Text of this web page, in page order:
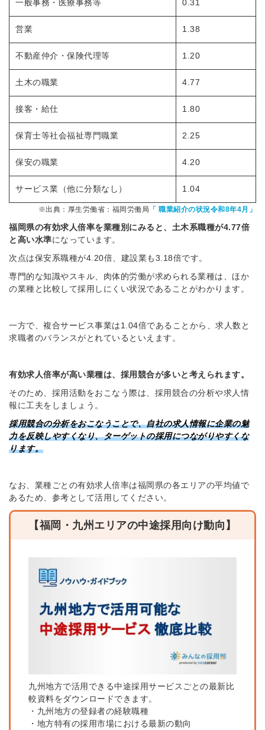
一般事務・医療事務等 0.31
営業 1.38
不動産仲介・保険代理等 1.20
土木の職業 4.77
接客・給仕 1.80
保育士等社会福祉専門職業 2.25
保安の職業 4.20
サービス業（他に分類なし） 1.04
※出典：厚生労働省：福岡労働局 「 職業紹介の状況令和8年4月」
福岡県の有効求人倍率を業種別にみると、土木系職種が4.77倍
と高い水準になっています。
次点は保安系職種が4.20倍、建設業も3.18倍です。
専門的な知識やスキル、肉体的労働が求められる業種は、ほか
の業種と比較して採用しにくい状況であることがわかります。
一方で、複合サービス事業は1.04倍であることから、求人数と
求職者のバランスがとれているといえます。
有効求人倍率が高い業種は、採用競合が多いと考えられます。
そのため、採用活動をおこなう際は、採用競合の分析や求人情
報に工夫をしましょう。
採用競合の分析をおこなうことで、自社の求人情報に企業の魅
力を反映しやすくなり、ターゲットの採用につながりやすくな
ります。
なお、業種ごとの有効求人倍率は福岡県の各エリアの平均値で
あるため、参考として活用してください。
【福岡・九州エリアの中途採用向け動向】
九州地方で活用できる中途採用サービスごとの最新比
較資料をダウンロードできます。
・九州地方の登録者の経験職種
・地方特有の採用市場における最新の動向